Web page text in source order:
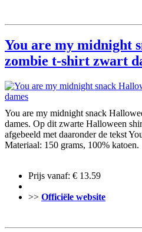
You are my midnight
zombie t-shirt zwart
You are my midnight snack
dames. Op dit zwarte Halloween
afgebeeld met daaronder de tekst
Materiaal: 150 grams, 100% katoen.
Prijs vanaf: € 13.59
>> Officiële website